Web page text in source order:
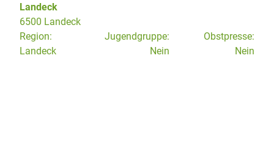
Landeck
6500 Landeck
Region:
Landeck
Jugendgruppe:
Nein
Obstpresse:
Nein